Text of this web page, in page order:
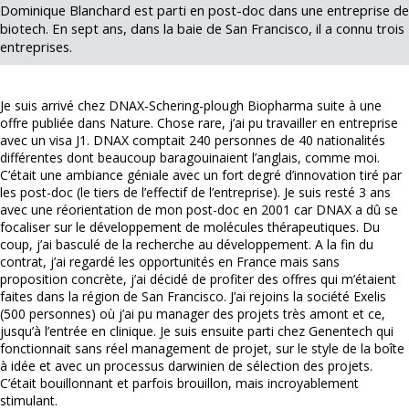
Dominique Blanchard est parti en post-doc dans une entreprise de
biotech. En sept ans, dans la baie de San Francisco, il a connu trois
entreprises.
Je suis arrivé chez DNAX-Schering-plough Biopharma suite à une
offre publiée dans Nature. Chose rare, j’ai pu travailler en entreprise
avec un visa J1. DNAX comptait 240 personnes de 40 nationalités
différentes dont beaucoup baragouinaient l’anglais, comme moi.
C’était une ambiance géniale avec un fort degré d’innovation tiré par
les post-doc (le tiers de l’effectif de l’entreprise). Je suis resté 3 ans
avec une réorientation de mon post-doc en 2001 car DNAX a dû se
focaliser sur le développement de molécules thérapeutiques. Du
coup, j’ai basculé de la recherche au développement. A la fin du
contrat, j’ai regardé les opportunités en France mais sans
proposition concrète, j’ai décidé de profiter des offres qui m’étaient
faites dans la région de San Francisco. J’ai rejoins la société Exelis
(500 personnes) où j’ai pu manager des projets très amont et ce,
jusqu’à l’entrée en clinique. Je suis ensuite parti chez Genentech qui
fonctionnait sans réel management de projet, sur le style de la boîte
à idée et avec un processus darwinien de sélection des projets.
C’était bouillonnant et parfois brouillon, mais incroyablement
stimulant.